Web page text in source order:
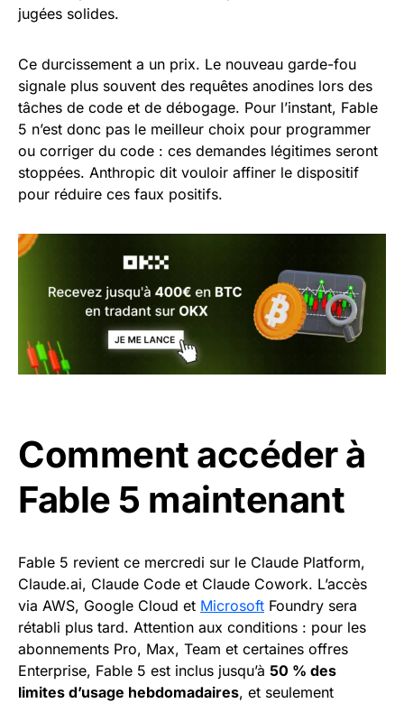
jugées solides.
Ce durcissement a un prix. Le nouveau garde-fou
signale plus souvent des requêtes anodines lors des
tâches de code et de débogage. Pour l’instant, Fable
5 n’est donc pas le meilleur choix pour programmer
ou corriger du code : ces demandes légitimes seront
stoppées. Anthropic dit vouloir affiner le dispositif
pour réduire ces faux positifs.
Comment accéder à
Fable 5 maintenant
Fable 5 revient ce mercredi sur le Claude Platform,
Claude.ai, Claude Code et Claude Cowork. L’accès
via AWS, Google Cloud et Microsoft Foundry sera
rétabli plus tard. Attention aux conditions : pour les
abonnements Pro, Max, Team et certaines offres
Enterprise, Fable 5 est inclus jusqu’à 50 % des
limites d’usage hebdomadaires, et seulement